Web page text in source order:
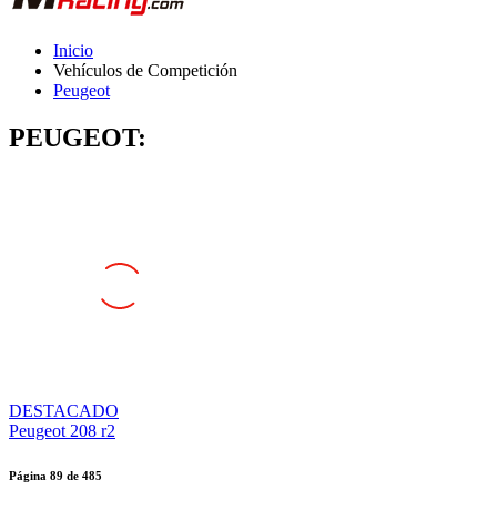
Inicio
Vehículos de Competición
Peugeot
PEUGEOT:
DESTACADO
Peugeot 208 r2
Página 89 de 485